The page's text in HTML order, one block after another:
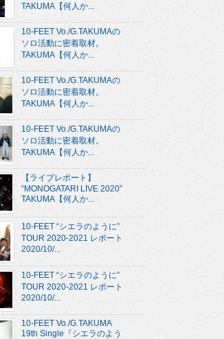
TAKUMA【何人か...
10-FEET Vo./G.TAKUMAの
ソロ活動に密着取材。
TAKUMA【何人か...
10-FEET Vo./G.TAKUMAの
ソロ活動に密着取材。
TAKUMA【何人か...
10-FEET Vo./G.TAKUMAの
ソロ活動に密着取材。
TAKUMA【何人か...
【ライブレポート】
“MONOGATARI LIVE 2020”
TAKUMA【何人か...
10-FEET “シエラのように”
TOUR 2020-2021 レポート
2020/10/...
10-FEET “シエラのように”
TOUR 2020-2021 レポート
2020/10/...
10-FEET Vo./G.TAKUMA
19th Single『シエラのよう